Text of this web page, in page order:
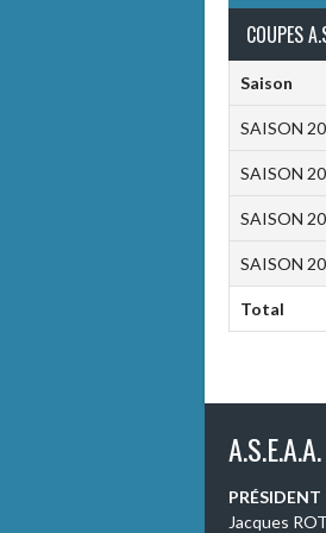
COUPES
Saison
SAISON
SAISON
SAISON
SAISON
Total
A.S.E.A.A.
PRÉSIDENT
Jacques